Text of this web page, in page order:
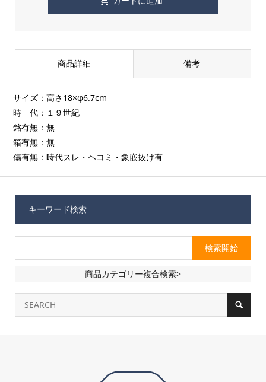
商品詳細 備考
サイズ：高さ18×φ6.7cm
時 代：１９世紀
銘有無：無
箱有無：無
傷有無：時代スレ・ヘコミ・象嵌抜け有
キーワード検索
商品カテゴリー複合検索>